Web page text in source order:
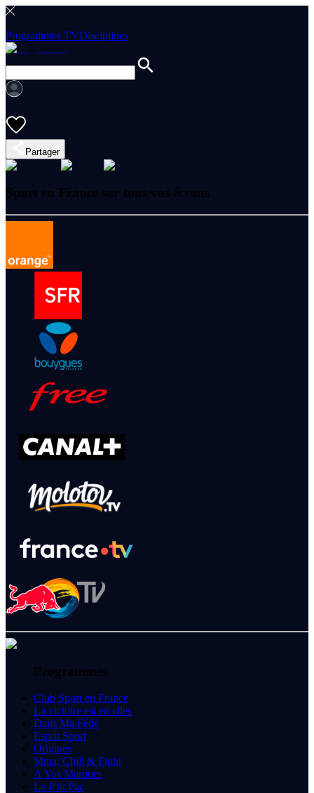
Programmes TVDisciplines
Partager
Sport en France sur tous vos écrans
Programmes
Club Sport en France
La victoire est en elles
Dans Ma Fédé
Esprit Sport
Origines
Mma, Chill & Fight
A Vos Marques
Le P'tit Pac